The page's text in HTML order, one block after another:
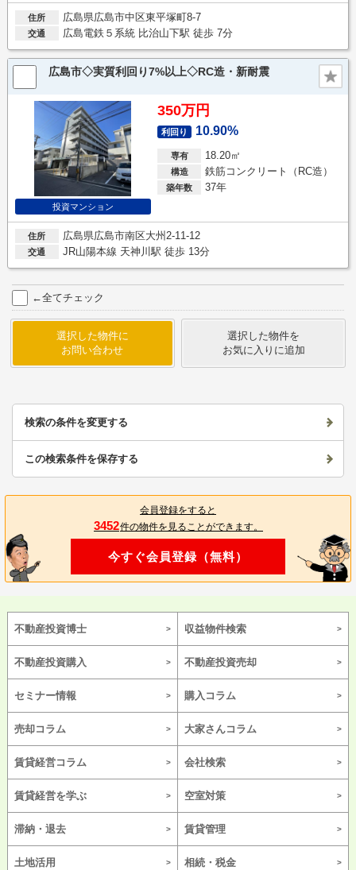
住所 広島県広島市中区東平塚町8-7
交通 広島電鉄５系統 比治山下駅 徒歩 7分
広島市◇実質利回り7%以上◇RC造・新耐震
投資マンション
350万円
利回り 10.90%
専有 18.20㎡
構造 鉄筋コンクリート（RC造）
築年数 37年
住所 広島県広島市南区大州2-11-12
交通 JR山陽本線 天神川駅 徒歩 13分
←全てチェック
選択した物件に
お問い合わせ
選択した物件を
お気に入りに追加
検索の条件を変更する
この検索条件を保存する
会員登録をすると
3452件の物件を見ることができます。
今すぐ会員登録（無料）
不動産投資博士 収益物件検索
不動産投資購入 不動産投資売却
セミナー情報 購入コラム
売却コラム 大家さんコラム
賃貸経営コラム 会社検索
賃貸経営を学ぶ 空室対策
滞納・退去 賃貸管理
土地活用 相続・税金